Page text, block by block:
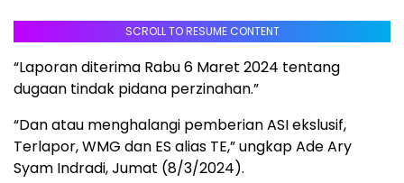
SCROLL TO RESUME CONTENT
“Laporan diterima Rabu 6 Maret 2024 tentang
dugaan tindak pidana perzinahan.”
“Dan atau menghalangi pemberian ASI ekslusif,
Terlapor, WMG dan ES alias TE,” ungkap Ade Ary
Syam Indradi, Jumat (8/3/2024).